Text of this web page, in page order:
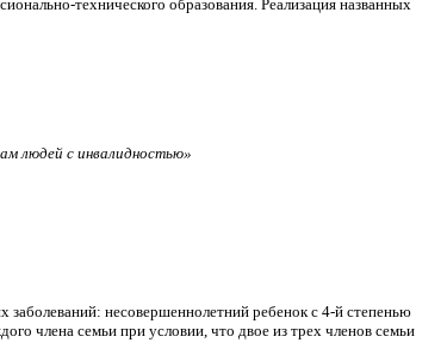
технического образования. Реализация названных
людей с инвалидностью»
несовершеннолетний ребенок с 4-й степенью
члена семьи при условии, что двое из трех членов семьи